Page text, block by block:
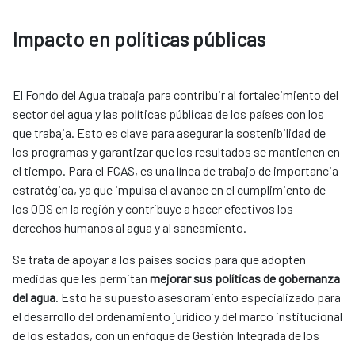
Impacto en políticas públicas
El Fondo del Agua trabaja para contribuir al fortalecimiento del
sector del agua y las políticas públicas de los países con los
que trabaja. Esto es clave para asegurar la sostenibilidad de
los programas y garantizar que los resultados se mantienen en
el tiempo. Para el FCAS, es una línea de trabajo de importancia
estratégica, ya que impulsa el avance en el cumplimiento de
los ODS en la región y contribuye a hacer efectivos los
derechos humanos al agua y al saneamiento.
Se trata de apoyar a los países socios para que adopten
medidas que les permitan mejorar sus políticas de gobernanza
del agua. Esto ha supuesto asesoramiento especializado para
el desarrollo del ordenamiento jurídico y del marco institucional
de los estados, con un enfoque de Gestión Integrada de los